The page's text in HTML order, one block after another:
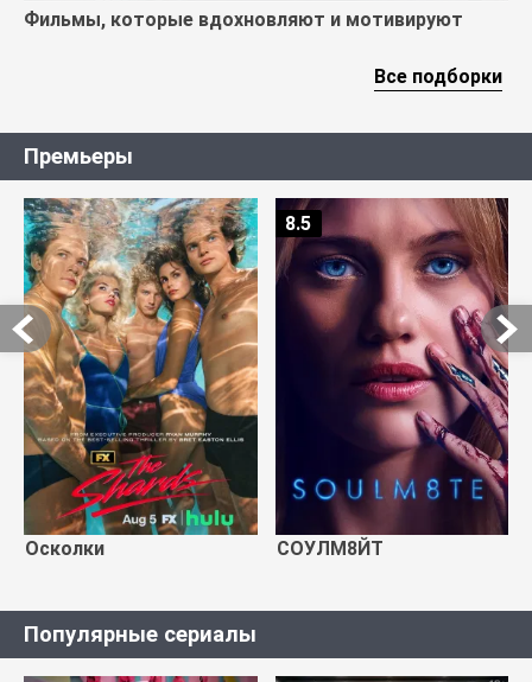
Фильмы, которые вдохновляют и мотивируют
Все подборки
Премьеры
Осколки СОУЛМ8ЙТ
8.5
Популярные сериалы